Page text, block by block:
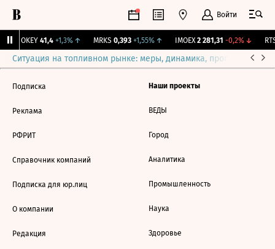
Войти
OKEY 41,4 +1,3%↑ MRKS 0,393 +1,55%↑ IMOEX 2 281,31 -0,2%↓
Ситуация на топливном рынке: меры, динамика, прогнозы
Подписка
Реклама
РФРИТ
Справочник компаний
Подписка для юр.лиц
О компании
Редакция
Наши проекты
ВЕДЫ
Город
Аналитика
Промышленность
Наука
Здоровье